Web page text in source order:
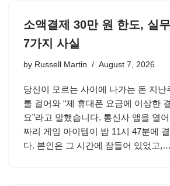
소액결제 30만 원 한도, 실
7가지 사실
by Russell Martin August 7, 2026
당신이 모르는 사이에 나가는 돈 지난
를 걸어와 “제 휴대폰 요금에 이상한
요”라고 말했습니다. 통신사 앱을 열
짜리 게임 아이템이 밤 11시 47분에
다. 본인은 그 시간에 잠들어 있었고,…